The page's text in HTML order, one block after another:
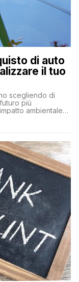
di auto
il tuo
scegliendo di
più
ambientale,
come minori costi